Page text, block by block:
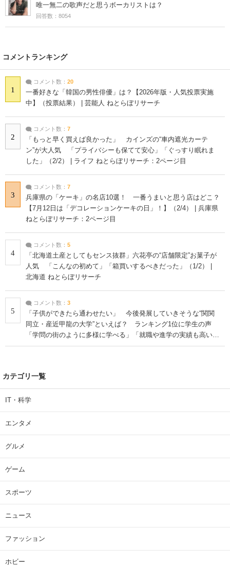
唯一無二の歌声だと思うボーカリストは？
回答数：8054
コメントランキング
1
コメント数： 20
一番好きな「韓国の男性俳優」は？【2026年版・人気投票実施
中】（投票結果） | 芸能人 ねとらぼリサーチ
2
コメント数： 7
「もっと早く買えば良かった」 カインズの“車内遮光カーテ
ン”が大人気 「プライバシーも保てて安心」「ぐっすり眠れま
した」（2/2） | ライフ ねとらぼリサーチ：2ページ目
3
コメント数： 7
兵庫県の「ケーキ」の名店10選！ 一番うまいと思う店はどこ？
【7月12日は「デコレーションケーキの日」！】（2/4） | 兵庫県
ねとらぼリサーチ：2ページ目
4
コメント数： 5
「北海道土産としてもセンス抜群」六花亭の“店舗限定”お菓子が
人気 「こんなの初めて」「箱買いするべきだった」（1/2） |
北海道 ねとらぼリサーチ
5
コメント数： 3
「子供ができたら通わせたい」 今後発展していきそうな“関関
同立・産近甲龍の大学”といえば？ ランキング1位に学生の声
「学問の街のように多様に学べる」「就職や進学の実績も高い」
| 大学 ねとらぼリサーチ
カテゴリ一覧
IT・科学
エンタメ
グルメ
ゲーム
スポーツ
ニュース
ファッション
ホビー